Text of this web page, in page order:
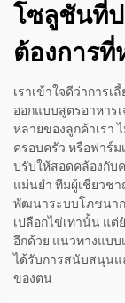
โซลูชันที่
ต้องการ
เราเข้าใจดีว่าการ
ออกแบบสูตรอาหาร
หลายของลูกค้าเรา
ครอบครัว หรือฟาร์
ปรับให้สอดคล้องกับ
แม่นยำ ทีมผู้เชี่ยวชา
พัฒนาระบบโภชนาก
เปลือกไข่เท่านั้น แ
อีกด้วย แนวทางแบบ
ได้รับการสนับสนุนแ
ของตน